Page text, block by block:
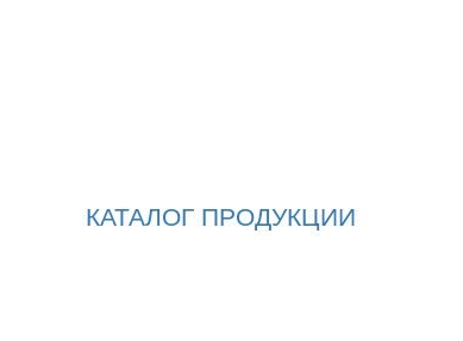
КАТАЛОГ ПРОДУКЦИИ